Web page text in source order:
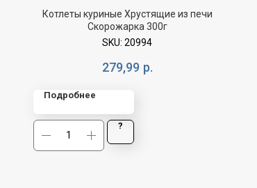
Котлеты куриные Хрустящие из печи
Скорожарка 300г
SKU: 20994
279,99 р.
Подробнее
?